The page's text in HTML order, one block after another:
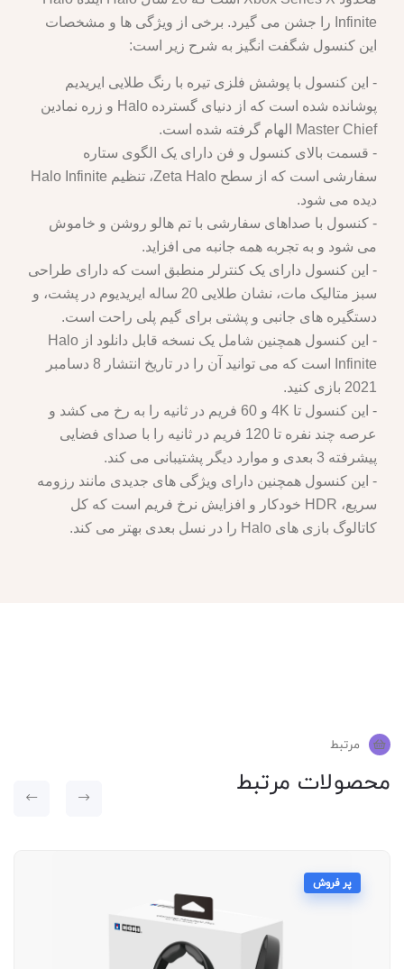
Infinite را جشن می گیرد. برخی از ویژگی ها و مشخصات
این کنسول شگفت انگیز به شرح زیر است:
- این کنسول با پوشش فلزی تیره با رنگ طلایی ایریدیم
پوشانده شده است که از دنیای گسترده Halo و زره نمادین
Master Chief الهام گرفته شده است.
- قسمت بالای کنسول و فن دارای یک الگوی ستاره
سفارشی است که از سطح Zeta Halo، تنظیم Halo Infinite
دیده می شود.
- کنسول با صداهای سفارشی با تم هالو روشن و خاموش
می شود و به تجربه همه جانبه می افزاید.
- این کنسول دارای یک کنترلر منطبق است که دارای طراحی
سبز متالیک مات، نشان طلایی 20 ساله ایریدیوم در پشت، و
دستگیره های جانبی و پشتی برای گیم پلی راحت است.
- این کنسول همچنین شامل یک نسخه قابل دانلود از Halo
Infinite است که می توانید آن را در تاریخ انتشار 8 دسامبر
2021 بازی کنید.
- این کنسول تا 4K و 60 فریم در ثانیه را به رخ می کشد و
عرصه چند نفره تا 120 فریم در ثانیه را با صدای فضایی
پیشرفته 3 بعدی و موارد دیگر پشتیبانی می کند.
- این کنسول همچنین دارای ویژگی های جدیدی مانند رزومه
سریع، HDR خودکار و افزایش نرخ فریم است که کل
کاتالوگ بازی های Halo را در نسل بعدی بهتر می کند.
مرتبط
محصولات مرتبط
پر فروش